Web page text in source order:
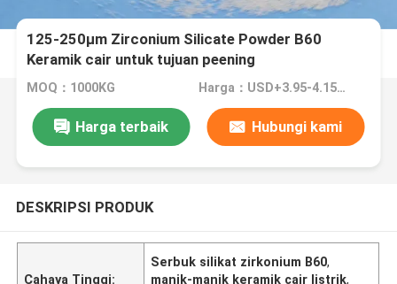
125-250μm Zirconium Silicate Powder B60
Keramik cair untuk tujuan peening
MOQ：1000KG Harga：USD+3.95-4.15+Kg
Harga terbaik Hubungi kami
DESKRIPSI PRODUK
Cahaya Tinggi:
Serbuk silikat zirkonium B60,
manik-manik keramik cair listrik,